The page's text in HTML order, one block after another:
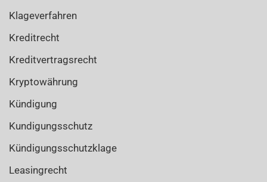
Klageverfahren
Kreditrecht
Kreditvertragsrecht
Kryptowährung
Kündigung
Kundigungsschutz
Kündigungsschutzklage
Leasingrecht